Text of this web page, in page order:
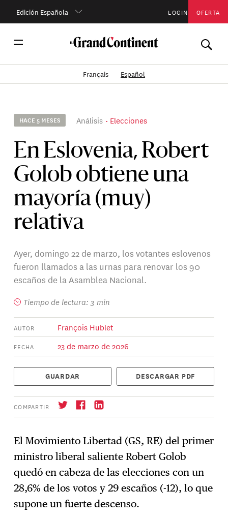
Edición Española LOGIN OFERTA
Français Español
HACE 5 MESES Análisis Elecciones
En Eslovenia, Robert
Golob obtiene una
mayoría (muy)
relativa
Ayer, domingo 22 de marzo, los votantes eslovenos
fueron llamados a las urnas para renovar los 90
escaños de la Asamblea Nacional.
Tiempo de lectura: 3 min
AUTOR François Hublet
FECHA 23 de marzo de 2026
GUARDAR DESCARGAR PDF
COMPARTIR
→ Suscríbase
El Movimiento Libertad (GS, RE) del primer
ministro liberal saliente Robert Golob
quedó en cabeza de las elecciones con un
28,6% de los votos y 29 escaños (-12), lo que
supone un fuerte descenso.